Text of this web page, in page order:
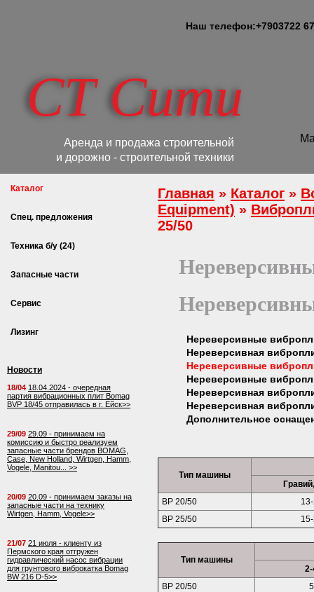
Наш телефон:+7903722
СТ Сити
Аренда и продажа строительной
и дорожно - строительной техники
Главная » Каталог »
Equipment) »
25/50
Нереверсивные
Нереверсивная
Нереверсивные
Нереверсивные
Нереверсивная
Нереверсивная
Дополнительное
Тип машины
ВР 20/50
BP 25/50
Тип машины
ВР 20/50
Каталог
Спец. предложения
Техника б/у (24)
Запасные части
Сервис
Лизинг
Новости
18/04 18.04.2024 - очередная
партия вибрационных плит Bomag
BVP 18/45 отправилась в г. Ейск>>
29/09 29.09 - принимаем на
комиссию и быстро реализуем
запасные части брендов BOMAG,
Case, New Holland, Wirtgen, Hamm,
Vogele, Manitou... >>
20/09 20.09 - принимаем заказы на
запасные части на технику
Wirtgen, Hamm, Vogele>>
21/07 21 июля - клиенту из
Пермского края отгружен
гидравлический насос вибрации
для грунтового виброкатка Bomag
BW 216 D-5>>